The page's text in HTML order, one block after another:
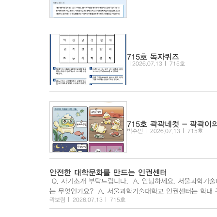
715호 독자퀴즈
2026.07.13 715호
715호 곽곽네컷 - 곽곽이
박수민 2026.07.13 715호
안전한 대학문화를 만드는 인권센터
Q. 자기소개 부탁드립니다. A. 안녕하세요. 서울과학기술대학교 인권센터 팀장 강미희입니다. Q. 인권센터는 어떤 곳이고, 주요 업무
는 무엇인가요? A. 서울과학기술대학교 인권센터는 학내 구성원들의 인권을 보호하고 증진하기 위해 설립된 기구입니다. 성희롱·성폭력
을 포함해 ...
곽보림 2026.07.13 715호